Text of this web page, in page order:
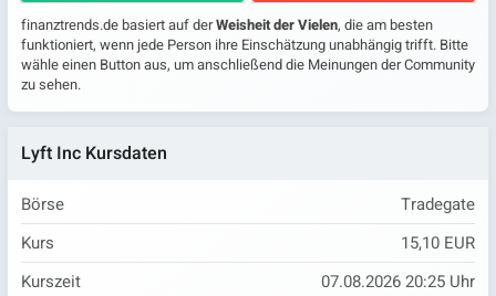
finanztrends.de basiert auf derWeisheit der Vielen, die am besten
funktioniert, wenn jede Person ihre Einschätzung unabhängig trifft. Bitte
wähle einen Button aus, um anschließend die Meinungen der Community
zu sehen.
Lyft Inc Kursdaten
Börse
Tradegate
Kurs
15,10 EUR
Kurszeit
07.08.2026 20:25 Uhr